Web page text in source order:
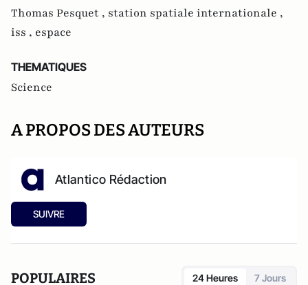
Thomas Pesquet , station spatiale internationale ,
iss , espace
THEMATIQUES
Science
A PROPOS DES AUTEURS
Atlantico Rédaction
SUIVRE
POPULAIRES 24 Heures 7 Jours